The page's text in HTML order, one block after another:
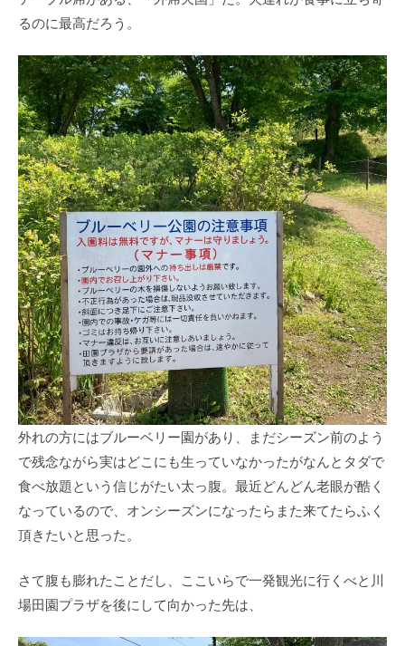
るのに最高だろう。
外れの方にはブルーベリー園があり、まだシーズン前のよう
で残念ながら実はどこにも生っていなかったがなんとタダで
食べ放題という信じがたい太っ腹。最近どんどん老眼が酷く
なっているので、オンシーズンになったらまた来てたらふく
頂きたいと思った。
さて腹も膨れたことだし、ここいらで一発観光に行くべと川
場田園プラザを後にして向かった先は、